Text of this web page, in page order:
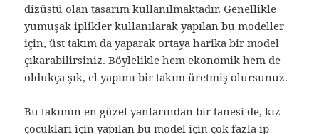
dizüstü olan tasarım kullanılmaktadır. Genellikle
yumuşak iplikler kullanılarak yapılan bu modeller
için, üst takım da yaparak ortaya harika bir model
çıkarabilirsiniz. Böylelikle hem ekonomik hem de
oldukça şık, el yapımı bir takım üretmiş olursunuz.
Bu takımın en güzel yanlarından bir tanesi de, kız
çocukları için yapılan bu model için çok fazla ip